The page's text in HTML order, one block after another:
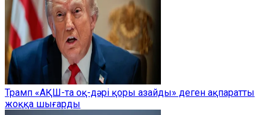
Трамп «АҚШ-та оқ-дәрі қоры азайды» деген ақпаратты
жоққа шығарды